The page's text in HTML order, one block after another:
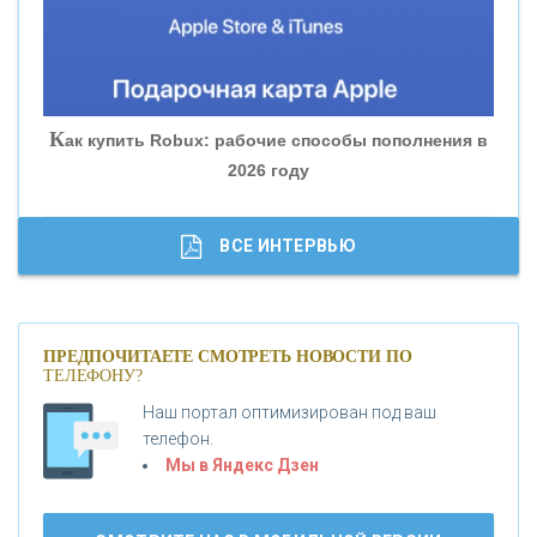
«БАНК ГЛОБЭКС»
«СОВКОМБАНК»
«ГАЗПРОМБАНК»
«МОСКОВСКИЙ КРЕДИТНЫЙ БАНК»
«БАНК ВОЗРОЖДЕНИЕ»
Как купить Robux: рабочие способы пополнения в
2026 году
Банки.ру обновил логотип впервые за 19 лет -
ВСЕ ИНТЕРВЬЮ
ПРЕДПОЧИТАЕТЕ СМОТРЕТЬ НОВОСТИ ПО
ТЕЛЕФОНУ?
Наш портал оптимизирован под ваш
телефон.
Мы в Яндекс Дзен